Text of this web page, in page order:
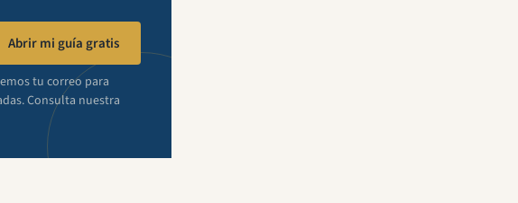
Abrir mi guía gratis
tu correo para
Consulta nuestra